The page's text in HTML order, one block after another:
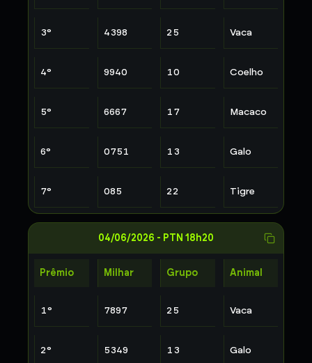
3° 4398 25 Vaca
4° 9940 10 Coelho
5° 6667 17 Macaco
6° 0751 13 Galo
7° 085 22 Tigre
04/06/2026 - PTN 18h20
Prêmio Milhar Grupo Animal
1° 7897 25 Vaca
2° 5349 13 Galo